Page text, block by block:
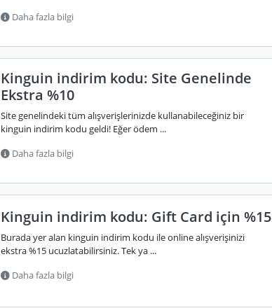
Daha fazla bilgi
Kinguin indirim kodu: Site Genelinde
Ekstra %10
Site genelindeki tüm alışverişlerinizde kullanabileceğiniz bir
kinguin indirim kodu geldi! Eğer ödem ...
Daha fazla bilgi
Kinguin indirim kodu: Gift Card için %15
Burada yer alan kinguin indirim kodu ile online alışverişinizi
ekstra %15 ucuzlatabilirsiniz. Tek ya ...
Daha fazla bilgi